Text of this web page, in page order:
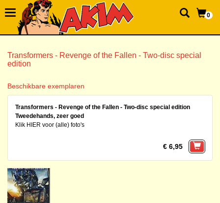
0
Transformers - Revenge of the Fallen - Two-disc special
edition
Beschikbare exemplaren
Transformers - Revenge of the Fallen - Two-disc special edition
Tweedehands, zeer goed
Klik HIER voor (alle) foto's
€ 6,95